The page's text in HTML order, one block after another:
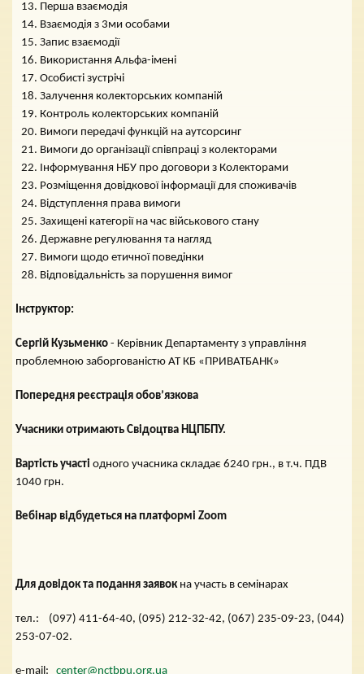
Перша взаємодія
Взаємодія з 3ми особами
Запис взаємодії
Використання Альфа-імені
Особисті зустрічі
Залучення колекторських компаній
Контроль колекторських компаній
Вимоги передачі функцій на аутсорсинг
Вимоги до організації співпраці з колекторами
Інформування НБУ про договори з Колекторами
Розміщення довідкової інформації для споживачів
Відступлення права вимоги
Захищені категорії на час військового стану
Державне регулювання та нагляд
Вимоги щодо етичної поведінки
Відповідальність за порушення вимог
Інструктор:
Сергій Кузьменко - Керівник Департаменту з управління
проблемною заборгованістю АТ КБ «ПРИВАТБАНК»
Попередня реєстрація обов’язкова
Учасники отримають Свідоцтва НЦПБПУ.
Вартість участіодного учасника складає 6240 грн., в т.ч. ПДВ
1040 грн.
Вебінар відбудеться на платформі Zoom
Для довідок та подання заявок на участь в семінарах
тел.: (097) 411-64-40, (095) 212-32-42, (067) 235-09-23, (044)
253-07-02.
e-mail:center@nctbpu.org.ua